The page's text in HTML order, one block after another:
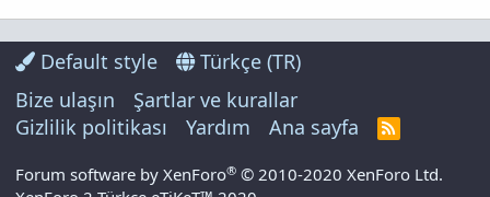
Default style
Türkçe (TR)
Bize ulaşın
Şartlar ve kurallar
Gizlilik politikası
Yardım Ana sayfa
R
S
Forum software by XenForo® © 2010-2020 XenForo Ltd.